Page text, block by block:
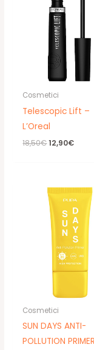
Cosmetici
Telescopic Lift –
L’Oreal
18,50€Il
12,90€Il
Cosmetici
SUN DAYS ANTI-
POLLUTION